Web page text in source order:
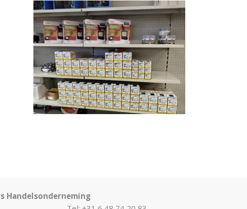
Handelsonderneming